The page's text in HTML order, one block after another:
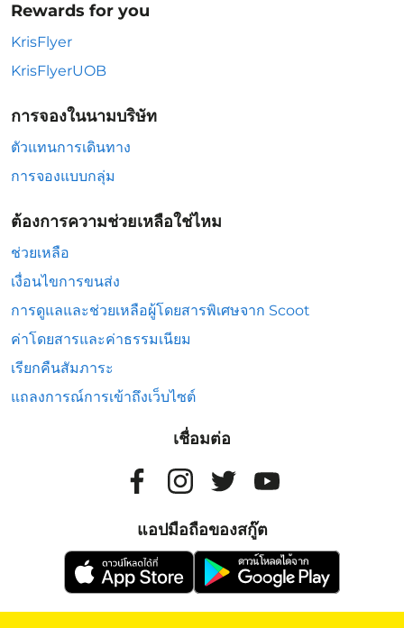
Rewards for you
KrisFlyer
KrisFlyerUOB
การจองในนามบริษัท
ตัวแทนการเดินทาง
การจองแบบกลุ่ม
ต้องการความช่วยเหลือใช่ไหม
ช่วยเหลือ
เงื่อนไขการขนส่ง
การดูแลและช่วยเหลือผู้โดยสารพิเศษจาก Scoot
ค่าโดยสารและค่าธรรมเนียม
เรียกคืนสัมภาระ
แถลงการณ์การเข้าถึงเว็บไซต์
เชื่อมต่อ
แอปมือถือของสกู๊ต